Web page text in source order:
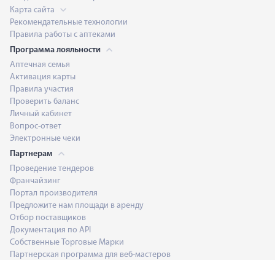
Карта сайта
Рекомендательные технологии
Правила работы с аптеками
Программа лояльности
Аптечная семья
Активация карты
Правила участия
Проверить баланс
Личный кабинет
Вопрос-ответ
Электронные чеки
Партнерам
Проведение тендеров
Франчайзинг
Портал производителя
Предложите нам площади в аренду
Отбор поставщиков
Документация по API
Собственные Торговые Марки
Партнерская программа для веб-мастеров